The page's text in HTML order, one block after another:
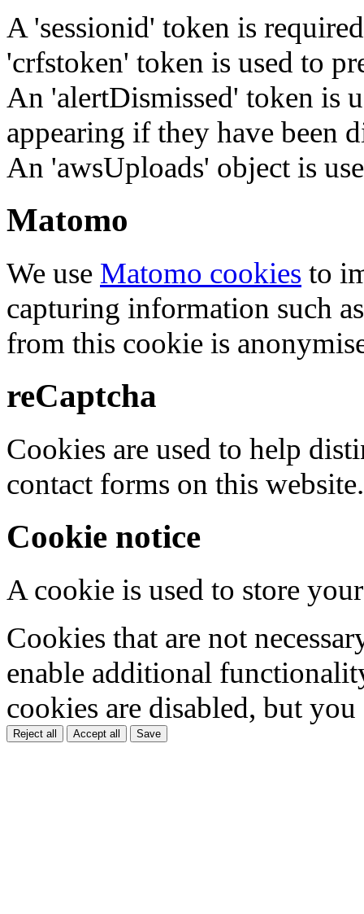
A 'sessionid' token is
'crfstoken' token is used to
An 'alertDismissed' token is
appearing if they have been
An 'awsUploads' object is
Matomo
We use Matomo cookies to
capturing information such
from this cookie is
reCaptcha
Cookies are used to help
contact forms on this website.
Cookie notice
A cookie is used to store
Cookies that are not
enable additional
cookies are disabled, but
Reject all Accept all Save